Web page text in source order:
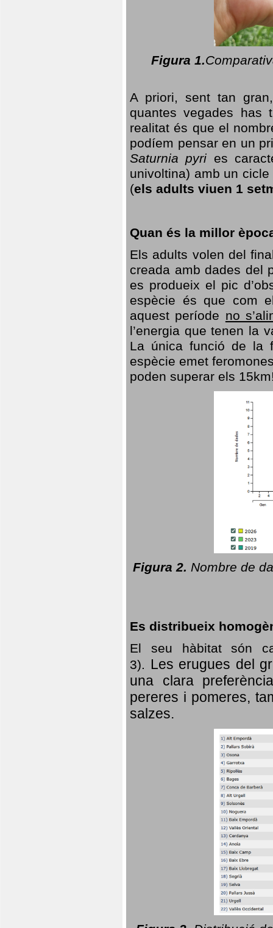
Figura 1.
A priori, sent tan
quantes vegades has
realitat és que el
podíem pensar en un
Saturnia pyri es
univoltina) amb un
(els adults viuen 1
Quan és la millor
Els adults volen del
creada amb dades del
es produeix el pic
espècie és que com
aquest període no
l’energia que tenen la
La única funció de la
espècie emet
poden superar els
Figura 2. Nombre de
Es distribueix
El seu hàbitat són
3). Les erugues del
una clara
pereres i pomeres,
salzes.